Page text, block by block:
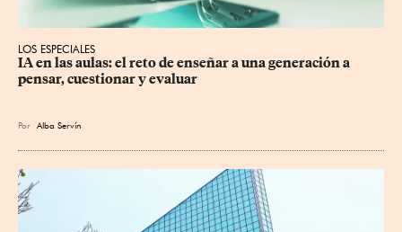
LOS ESPECIALES
IA en las aulas: el reto de enseñar a una generación a
pensar, cuestionar y evaluar
Por Alba Servín